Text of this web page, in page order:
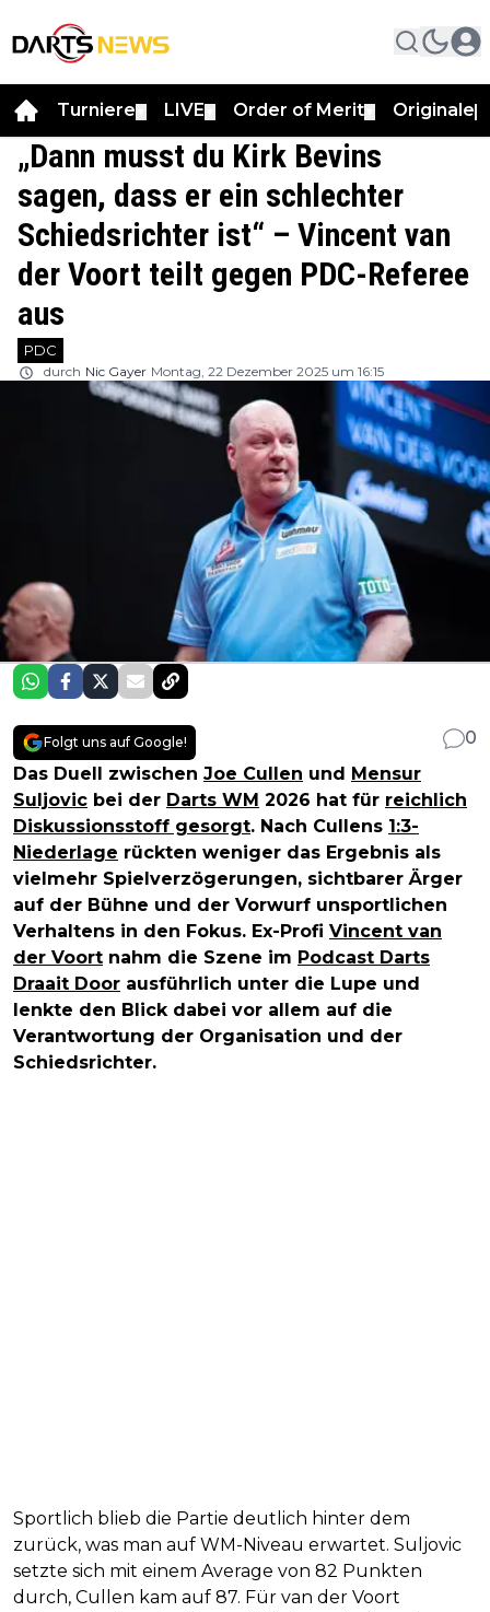
Turniere LIVE Order of Merit Originale
„Dann musst du Kirk Bevins
sagen, dass er ein schlechter
Schiedsrichter ist“ – Vincent van
der Voort teilt gegen PDC-Referee
aus
PDC
durch Nic Gayer Montag, 22 Dezember 2025 um 16:15
Folgt uns auf Google!
0
Das Duell zwischen Joe Cullen und
Mensur
Suljovic bei der Darts WM 2026 hat für reichlich
Diskussionsstoff gesorgt. Nach Cullens 1:3-
Niederlage rückten weniger das Ergebnis als
vielmehr Spielverzögerungen, sichtbarer Ärger
auf der Bühne und der Vorwurf unsportlichen
Verhaltens in den Fokus. Ex-Profi Vincent van
der Voort nahm die Szene im Podcast Darts
Draait Door ausführlich unter die Lupe und
lenkte den Blick dabei vor allem auf die
Verantwortung der Organisation und der
Schiedsrichter.
Sportlich blieb die Partie deutlich hinter dem
zurück, was man auf WM-Niveau erwartet. Suljovic
setzte sich mit einem Average von 82 Punkten
durch, Cullen kam auf 87. Für van der Voort